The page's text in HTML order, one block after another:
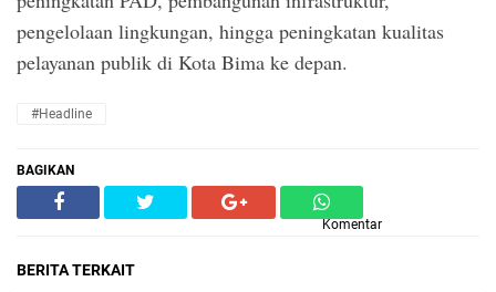
pengelolaan lingkungan, hingga peningkatan kualitas
pelayanan publik di Kota Bima ke depan.
#Headline
BAGIKAN
Komentar
BERITA TERKAIT